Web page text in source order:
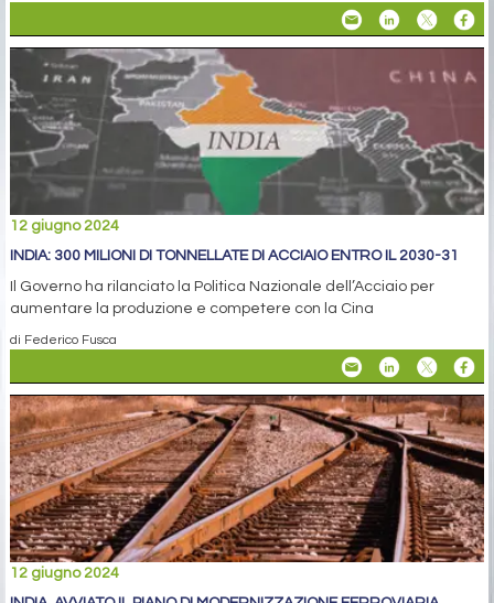
12 giugno 2024
INDIA: 300 MILIONI DI TONNELLATE DI ACCIAIO ENTRO IL 2030-31
Il Governo ha rilanciato la Politica Nazionale dell’Acciaio per
aumentare la produzione e competere con la Cina
di Federico Fusca
12 giugno 2024